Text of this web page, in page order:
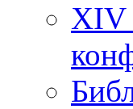
XIV